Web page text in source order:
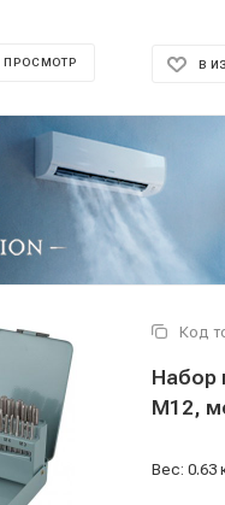
ПРОСМОТР В
Код
Набор
М12,
Вес: 0.63